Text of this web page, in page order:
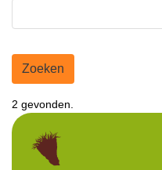
Zoeken
2 gevonden.